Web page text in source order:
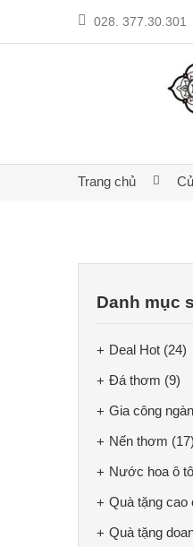
028. 377.30.301
Trang chủ
Danh mục
Deal Hot (24)
Đá thơm (9)
Gia công
Nến thơm (17)
Nước hoa ô tô
Quà tặng cao
Quà tặng